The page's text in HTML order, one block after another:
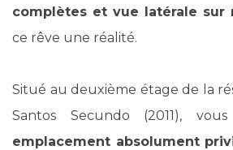
complètes et vue latérale sur
ce rêve une réalité.
Situé au deuxième étage de la
Santos Secundo (2011),
emplacement absolument